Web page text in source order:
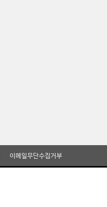
이메일무단수집거부